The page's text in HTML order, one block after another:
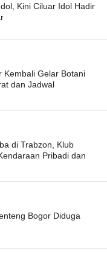
Kini Ciluar Idol Hadir
Kembali Gelar Botani
dan Jadwal
di Trabzon, Klub
Pribadi dan
Bogor Diduga